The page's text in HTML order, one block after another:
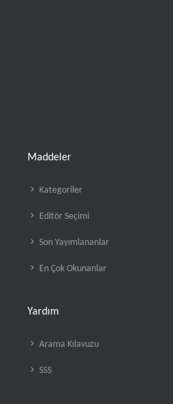
Maddeler
Kategoriler
Editör Seçimi
Son Yayımlananlar
En Çok Okunanlar
Yardım
Arama Kılavuzu
SSS